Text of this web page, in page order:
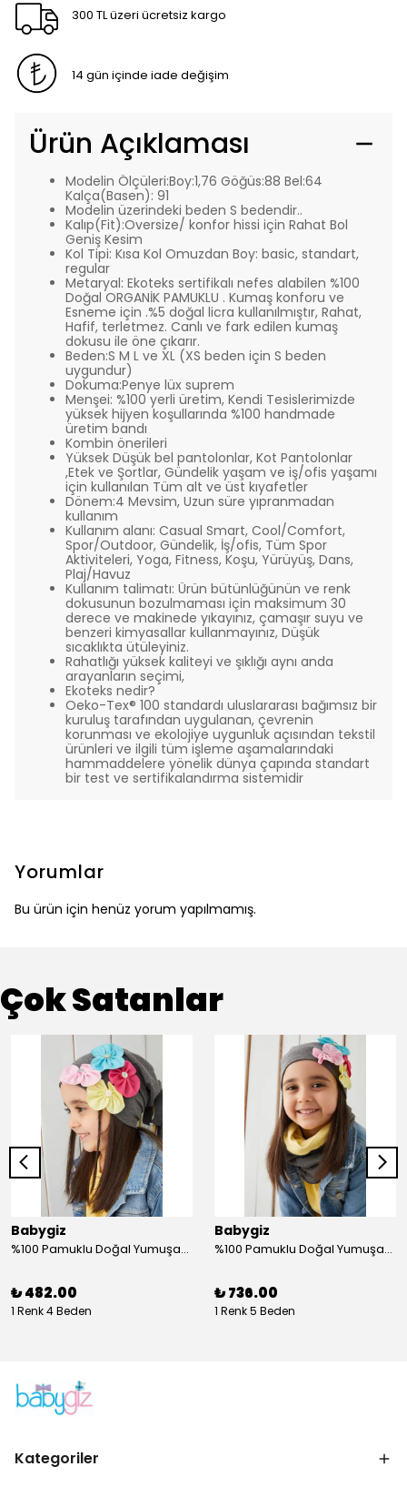
300 TL üzeri ücretsiz kargo
14 gün içinde iade değişim
Ürün Açıklaması
Modelin Ölçüleri:Boy:1,76 Göğüs:88 Bel:64
Kalça(Basen): 91
Modelin üzerindeki beden S bedendir..
Kalıp(Fit):Oversize/ konfor hissi için Rahat Bol
Geniş Kesim
Kol Tipi: Kısa Kol Omuzdan Boy: basic, standart,
regular
Metaryal: Ekoteks sertifikalı nefes alabilen %100
Doğal ORGANİK PAMUKLU . Kumaş konforu ve
Esneme için .%5 doğal licra kullanılmıştır, Rahat,
Hafif, terletmez. Canlı ve fark edilen kumaş
dokusu ile öne çıkarır.
Beden:S M L ve XL (XS beden için S beden
uygundur)
Dokuma:Penye lüx suprem
Menşei: %100 yerli üretim, Kendi Tesislerimizde
yüksek hijyen koşullarında %100 handmade
üretim bandı
Kombin önerileri
Yüksek Düşük bel pantolonlar, Kot Pantolonlar
,Etek ve Şortlar, Gündelik yaşam ve iş/ofis yaşamı
için kullanılan Tüm alt ve üst kıyafetler
Dönem:4 Mevsim, Uzun süre yıpranmadan
kullanım
Kullanım alanı: Casual Smart, Cool/Comfort,
Spor/Outdoor, Gündelik, İş/ofis, Tüm Spor
Aktiviteleri, Yoga, Fitness, Koşu, Yürüyüş, Dans,
Plaj/Havuz
Kullanım talimatı: Ürün bütünlüğünün ve renk
dokusunun bozulmaması için maksimum 30
derece ve makinede yıkayınız, çamaşır suyu ve
benzeri kimyasallar kullanmayınız, Düşük
sıcaklıkta ütüleyiniz.
Rahatlığı yüksek kaliteyi ve şıklığı aynı anda
arayanların seçimi,
Ekoteks nedir?
Oeko-Tex® 100 standardı uluslararası bağımsız bir
kuruluş tarafından uygulanan, çevrenin
korunması ve ekolojiye uygunluk açısından tekstil
ürünleri ve ilgili tüm işleme aşamalarındaki
hammaddelere yönelik dünya çapında standart
bir test ve sertifikalandırma sistemidir
Yorumlar
Bu ürün için henüz yorum yapılmamış.
Çok Satanlar
Babygiz
%100 Pamuklu Doğal Yumuşak Çift Katlı Penye Füme Çiçekli Kız Çocuk Bebek Şapka Bere
₺ 482.00
1 Renk 4 Beden
Babygiz
%100 Pamuklu Doğal Yumuşak Çift Katlı Penye Kız Çocuk Bebek Bere Boyunluk Set
₺ 736.00
1 Renk 5 Beden
Kategoriler